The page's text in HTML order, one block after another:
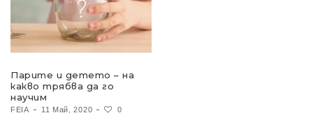
Парите и детето – на
какво трябва да го
научим
FEIA 11 Май, 2020 0